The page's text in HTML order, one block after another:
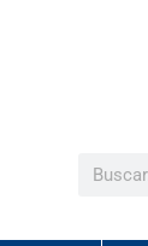
Buscar